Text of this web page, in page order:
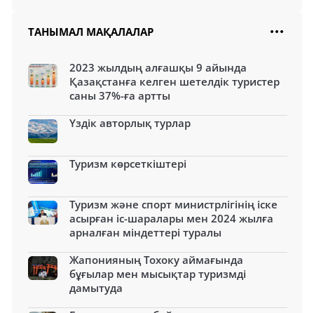
ТАНЫМАЛ МАҚАЛАЛАР
2023 жылдың алғашқы 9 айында
Қазақстанға келген шетелдік туристер
саны 37%-ға артты
Үздік авторлық турлар
Туризм көрсеткіштері
Туризм және спорт министрлігінің іске
асырған іс-шаралары мен 2024 жылға
арналған міндеттері туралы
Жапонияның Тохоку аймағында
бұғылар мен мысықтар туризмді
дамытуда